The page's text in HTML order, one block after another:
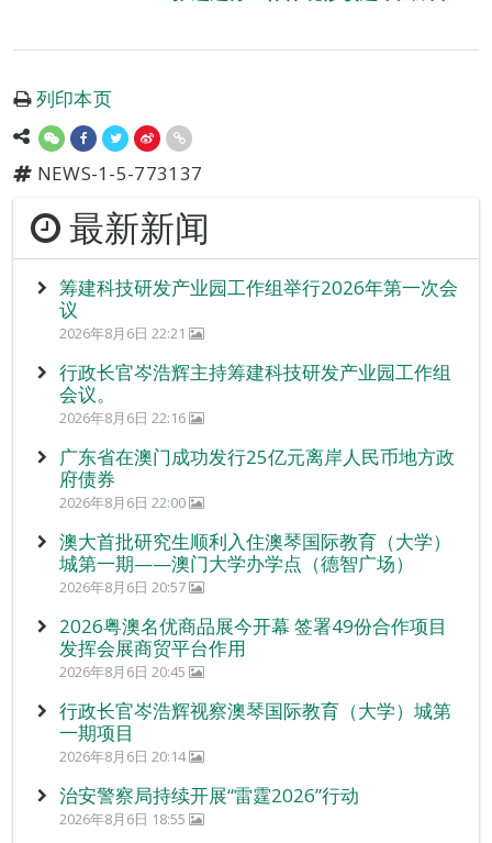
列印本页
NEWS-1-5-773137
最新新闻
筹建科技研发产业园工作组举行2026年第一次会
议
2026年8月6日 22:21
行政长官岑浩辉主持筹建科技研发产业园工作组
会议。
2026年8月6日 22:16
广东省在澳门成功发行25亿元离岸人民币地方政
府债券
2026年8月6日 22:00
澳大首批研究生顺利入住澳琴国际教育（大学）
城第一期——澳门大学办学点（德智广场）
2026年8月6日 20:57
2026粤澳名优商品展今开幕 签署49份合作项目
发挥会展商贸平台作用
2026年8月6日 20:45
行政长官岑浩辉视察澳琴国际教育（大学）城第
一期项目
2026年8月6日 20:14
治安警察局持续开展“雷霆2026”行动
2026年8月6日 18:55